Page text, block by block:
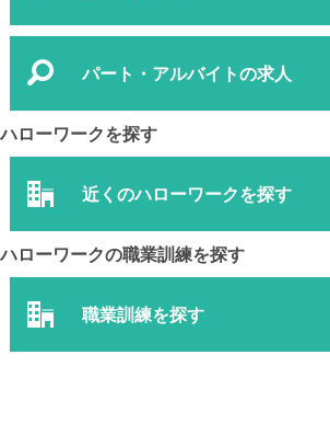
パート・アルバイトの求人
ハローワークを探す
近くのハローワークを探す
ハローワークの職業訓練を探す
職業訓練を探す